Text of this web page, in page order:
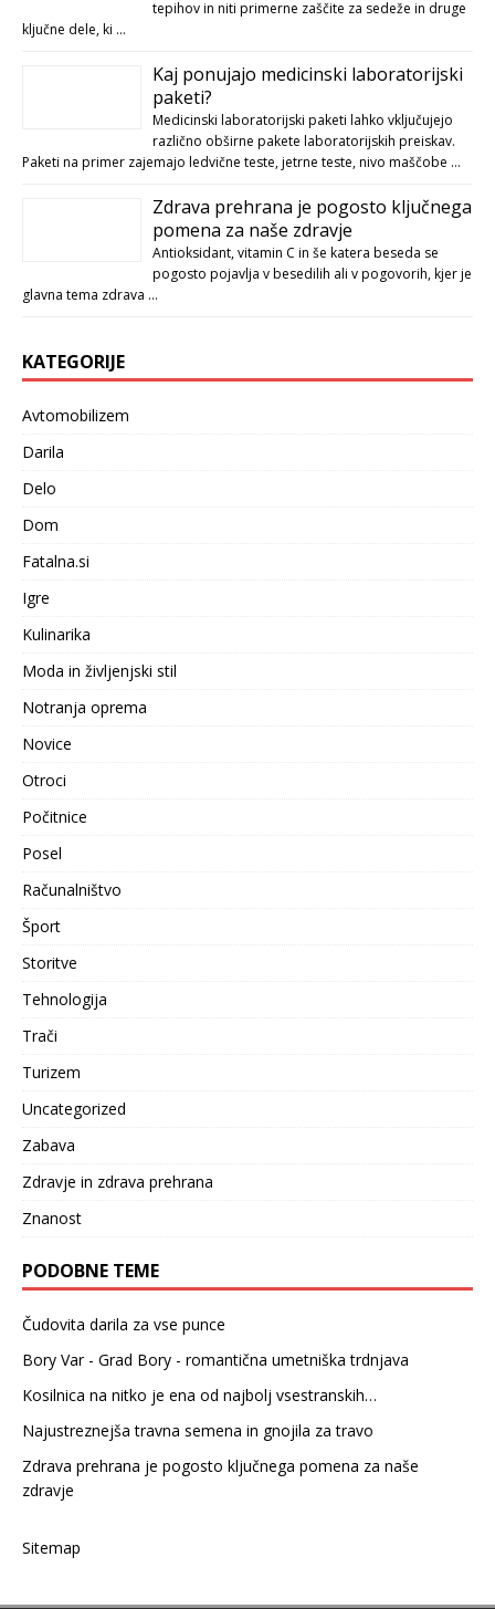
tepihov in niti primerne zaščite za sedeže in druge
ključne dele, ki …
Kaj ponujajo medicinski laboratorijski
paketi?
Medicinski laboratorijski paketi lahko vključujejo
različno obširne pakete laboratorijskih preiskav.
Paketi na primer zajemajo ledvične teste, jetrne teste, nivo maščobe …
Zdrava prehrana je pogosto ključnega
pomena za naše zdravje
Antioksidant, vitamin C in še katera beseda se
pogosto pojavlja v besedilih ali v pogovorih, kjer je
glavna tema zdrava …
KATEGORIJE
Avtomobilizem
Darila
Delo
Dom
Fatalna.si
Igre
Kulinarika
Moda in življenjski stil
Notranja oprema
Novice
Otroci
Počitnice
Posel
Računalništvo
Šport
Storitve
Tehnologija
Trači
Turizem
Uncategorized
Zabava
Zdravje in zdrava prehrana
Znanost
PODOBNE TEME
Čudovita darila za vse punce
Bory Var - Grad Bory - romantična umetniška trdnjava
Kosilnica na nitko je ena od najbolj vsestranskih…
Najustreznejša travna semena in gnojila za travo
Zdrava prehrana je pogosto ključnega pomena za naše
zdravje
Sitemap